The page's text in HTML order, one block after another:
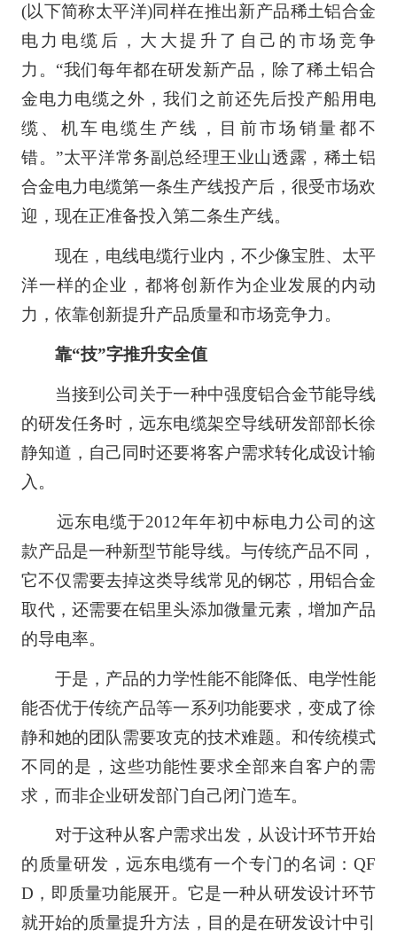
(以下简称太平洋)同样在推出新产品稀土铝合金
电力电缆后，大大提升了自己的市场竞争
力。“我们每年都在研发新产品，除了稀土铝合
金电力电缆之外，我们之前还先后投产船用电
缆、机车电缆生产线，目前市场销量都不
错。”太平洋常务副总经理王业山透露，稀土铝
合金电力电缆第一条生产线投产后，很受市场欢
迎，现在正准备投入第二条生产线。
现在，电线电缆行业内，不少像宝胜、太平
洋一样的企业，都将创新作为企业发展的内动
力，依靠创新提升产品质量和市场竞争力。
靠“技”字推升安全值
当接到公司关于一种中强度铝合金节能导线
的研发任务时，远东电缆架空导线研发部部长徐
静知道，自己同时还要将客户需求转化成设计输
入。
远东电缆于2012年年初中标电力公司的这
款产品是一种新型节能导线。与传统产品不同，
它不仅需要去掉这类导线常见的钢芯，用铝合金
取代，还需要在铝里头添加微量元素，增加产品
的导电率。
于是，产品的力学性能不能降低、电学性能
能否优于传统产品等一系列功能要求，变成了徐
静和她的团队需要攻克的技术难题。和传统模式
不同的是，这些功能性要求全部来自客户的需
求，而非企业研发部门自己闭门造车。
对于这种从客户需求出发，从设计环节开始
的质量研发，远东电缆有一个专门的名词：QF
D，即质量功能展开。它是一种从研发设计环节
就开始的质量提升方法，目的是在研发设计中引